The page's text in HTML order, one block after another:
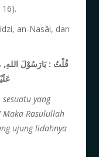
16).
an-Nasâi, dan
قُلْتُ : يَارَسُوْلَ
yang
Maka Rasulullah
ujung lidahnya